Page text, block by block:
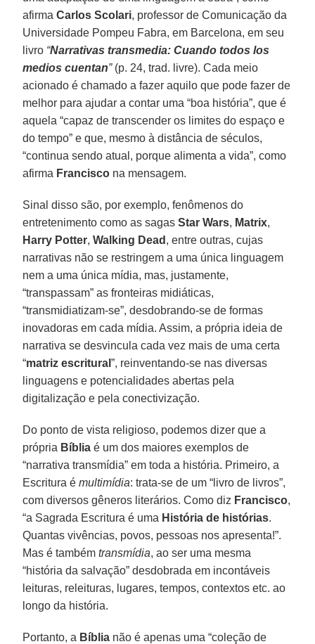
afirmaCarlos Scolari, professor de Comunicação da
Universidade Pompeu Fabra, em Barcelona, em seu
livro “Narrativas transmedia: Cuando todos los
medios cuentan”(p. 24, trad. livre). Cada meio
acionado é chamado a fazer aquilo que pode fazer de
melhor para ajudar a contar uma “boa história”, que é
aquela “capaz de transcender os limites do espaço e
do tempo” e que, mesmo à distância de séculos,
“continua sendo atual, porque alimenta a vida”, como
afirma Francisco na mensagem.
Sinal disso são, por exemplo, fenômenos do
entretenimento como as sagasStar Wars, Matrix,
Harry Potter,Walking Dead , entre outras, cujas
narrativas não se restringem a uma única linguagem
nem a uma única mídia, mas, justamente,
“transpassam” as fronteiras midiáticas,
“transmidiatizam-se”, desdobrando-se de formas
inovadoras em cada mídia. Assim, a própria ideia de
narrativa se desvincula cada vez mais de uma certa
“matriz escritural”, reinventando-se nas diversas
linguagens e potencialidades abertas pela
digitalização e pela conectivização.
Do ponto de vista religioso, podemos dizer que a
própria Bíblia é um dos maiores exemplos de
“narrativa transmídia” em toda a história. Primeiro, a
Escritura émultimídia: trata-se de um “livro de livros”,
com diversos gêneros literários. Como diz Francisco,
“a Sagrada Escritura é uma História de histórias.
Quantas vivências, povos, pessoas nos apresenta!”.
Mas é tambémtransmídia, ao ser uma mesma
“história da salvação” desdobrada em incontáveis
leituras, releituras, lugares, tempos, contextos etc. ao
longo da história.
Portanto, a Bíblia não é apenas uma “coleção de